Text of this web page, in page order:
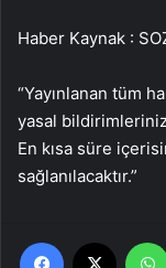
Haber Kaynak :
“Yayınlanan tüm
yasal
En kısa süre
sağlanılacaktır.”
Facebook